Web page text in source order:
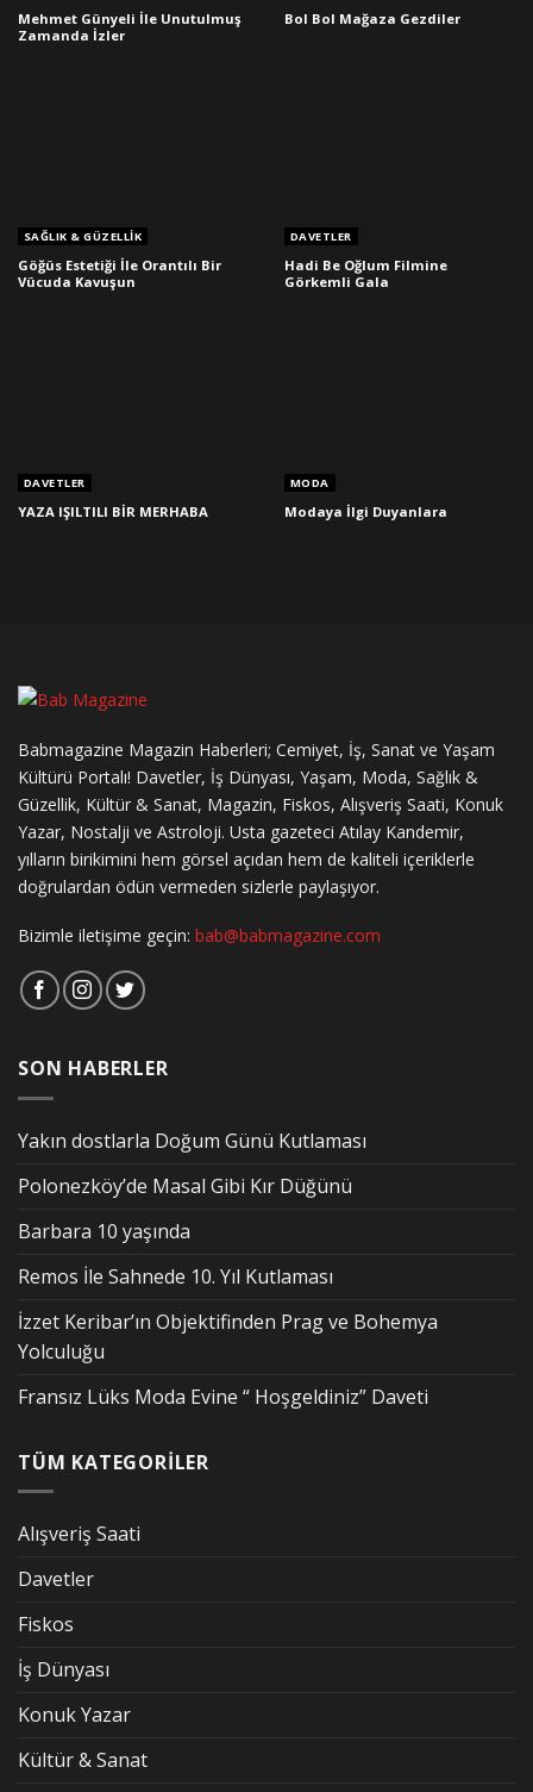
Mehmet Günyeli İle Unutulmuş
Zamanda İzler
Bol Bol Mağaza Gezdiler
SAĞLIK & GÜZELLIK
Göğüs Estetiği İle Orantılı Bir
Vücuda Kavuşun
DAVETLER
Hadi Be Oğlum Filmine
Görkemli Gala
DAVETLER
YAZA IŞILTILI BİR MERHABA
MODA
Modaya İlgi Duyanlara
Babmagazine Magazin Haberleri; Cemiyet, İş, Sanat ve Yaşam
Kültürü Portalı! Davetler, İş Dünyası, Yaşam, Moda, Sağlık &
Güzellik, Kültür & Sanat, Magazin, Fiskos, Alışveriş Saati, Konuk
Yazar, Nostalji ve Astroloji. Usta gazeteci Atılay Kandemir,
yılların birikimini hem görsel açıdan hem de kaliteli içeriklerle
doğrulardan ödün vermeden sizlerle paylaşıyor.
Bizimle iletişime geçin: bab@babmagazine.com
SON HABERLER
Yakın dostlarla Doğum Günü Kutlaması
Polonezköy’de Masal Gibi Kır Düğünü
Barbara 10 yaşında
Remos İle Sahnede 10. Yıl Kutlaması
İzzet Keribar’ın Objektifinden Prag ve Bohemya
Yolculuğu
Fransız Lüks Moda Evine “ Hoşgeldiniz” Daveti
TÜM KATEGORİLER
Alışveriş Saati
Davetler
Fiskos
İş Dünyası
Konuk Yazar
Kültür & Sanat